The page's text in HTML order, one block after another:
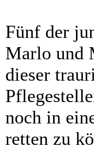
Fünf der
Marlo und
dieser
noch in
retten zu